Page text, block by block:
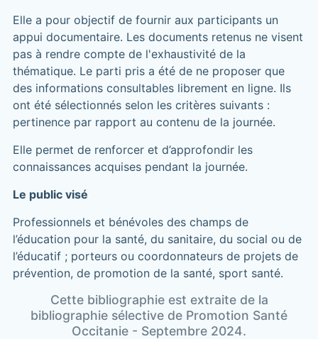
Elle a pour objectif de fournir aux participants un
appui documentaire. Les documents retenus ne visent
pas à rendre compte de l'exhaustivité de la
thématique. Le parti pris a été de ne proposer que
des informations consultables librement en ligne. Ils
ont été sélectionnés selon les critères suivants :
pertinence par rapport au contenu de la journée.
Elle permet de renforcer et d’approfondir les
connaissances acquises pendant la journée.
Le public visé
Professionnels et bénévoles des champs de
l’éducation pour la santé, du sanitaire, du social ou de
l’éducatif ; porteurs ou coordonnateurs de projets de
prévention, de promotion de la santé, sport santé.
Cette bibliographie est extraite de la
bibliographie sélective de Promotion Santé
Occitanie - Septembre 2024.